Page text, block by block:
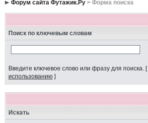
Форум сайта Футажик.Ру> Форма поиска
Поиск по ключевым словам
Введите ключевое слово или фразу для поиска.[
использованию]
Искать